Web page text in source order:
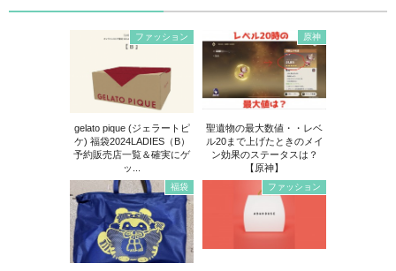
ファッション
gelato pique (ジェラートピ
ケ) 福袋2024LADIES（B）
予約販売店一覧＆確実にゲ
ッ...
原神
聖遺物の最大数値・・レベ
ル20まで上げたときのメイ
ン効果のステータスは？
【原神】
福袋 ファッション